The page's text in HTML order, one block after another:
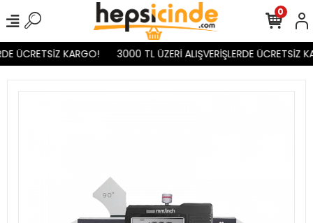
ÜCRETSİZ KARGO! 3000 TL ÜZERİ ALIŞVERİŞLERDE ÜCRETSİZ
0